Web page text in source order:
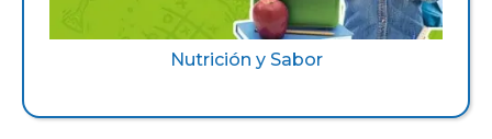
Nutrición y Sabor